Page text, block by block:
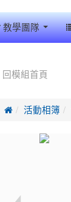
教學團隊
回模組首頁
 活動相簿